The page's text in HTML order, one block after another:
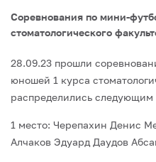
Соревнования по мини-
стоматологического
28.09.23 прошли
юношей 1 курса
распределились следующим
1 место: Черепахин Денис
Алчаков Эдуард Даудов